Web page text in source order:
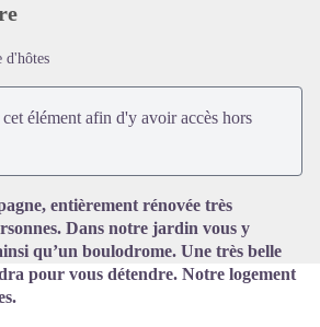
Voir l'image en plein écran
d'hôtes
élément afin d'y avoir accès hors
entièrement rénovée très
Dans notre jardin vous y
qu’un boulodrome. Une très belle
pour vous détendre. Notre logement